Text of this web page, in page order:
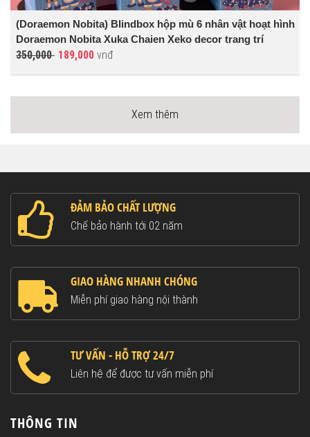
(Doraemon Nobita) Blindbox hộp mù 6 nhân vật hoạt hình
Doraemon Nobita Xuka Chaien Xeko decor trang trí
350,000 189,000 vnđ
Xem thêm
ĐẢM BẢO CHẤT LƯỢNG
Chế bảo hành tới 02 năm
GIAO HÀNG NHANH CHÓNG
Miễn phí giao hàng nội thành
TƯ VẤN - HỖ TRỢ 24/7
Liên hệ để được tư vấn miễn phí
THÔNG TIN